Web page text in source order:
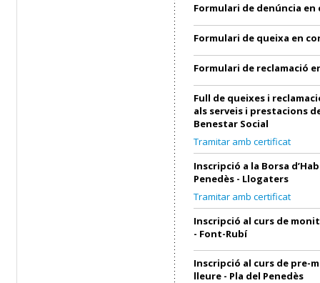
Formulari de denúncia en
Formulari de queixa en
Formulari de reclamació
Full de queixes i
als serveis i prestacions
Benestar Social
Tramitar amb certificat
Inscripció a la Borsa
Penedès - Llogaters
Tramitar amb certificat
Inscripció al curs de
- Font-Rubí
Inscripció al curs de pre-
lleure - Pla del Penedès